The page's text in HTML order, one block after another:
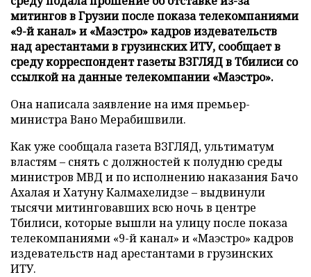
митингов в Грузии после показа телекомпаниями
«9-й канал» и «Маэстро» кадров издевательств
над арестантами в грузинских ИТУ, сообщает в
среду корреспондент газеты ВЗГЛЯД в Тбилиси со
ссылкой на данные телекомпании «Маэстро».
Она написала заявление на имя премьер-
министра Вано Мерабишвили.
Как уже сообщала газета ВЗГЛЯД, ультиматум
властям – снять с должностей к полудню среды
министров МВД и по исполнению наказания Бачо
Ахалая и Хатуну Калмахелидзе – выдвинули
тысячи митинговавших всю ночь в центре
Тбилиси, которые вышли на улицу после показа
телекомпаниями «9-й канал» и «Маэстро» кадров
издевательств над арестантами в грузинских
ИТУ.